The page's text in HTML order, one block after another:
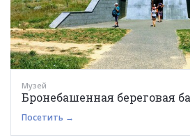
Музей
Бронебашенная береговая
Посетить →